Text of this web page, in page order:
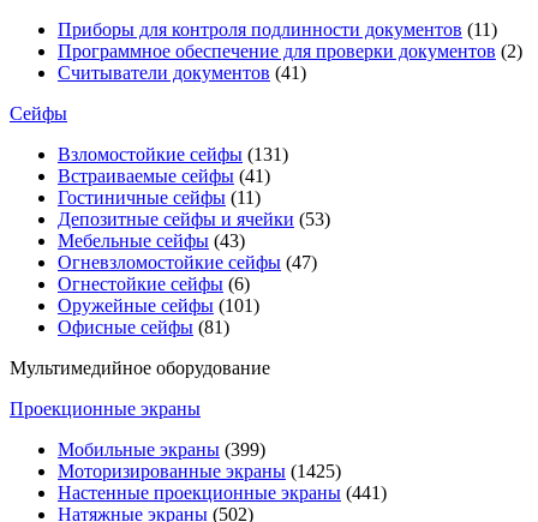
Приборы для контроля подлинности документов (11)
Программное обеспечение для проверки документов (2)
Считыватели документов (41)
Сейфы
Взломостойкие сейфы (131)
Встраиваемые сейфы (41)
Гостиничные сейфы (11)
Депозитные сейфы и ячейки (53)
Мебельные сейфы (43)
Огневзломостойкие сейфы (47)
Огнестойкие сейфы (6)
Оружейные сейфы (101)
Офисные сейфы (81)
Мультимедийное оборудование
Проекционные экраны
Мобильные экраны (399)
Моторизированные экраны (1425)
Настенные проекционные экраны (441)
Натяжные экраны (502)